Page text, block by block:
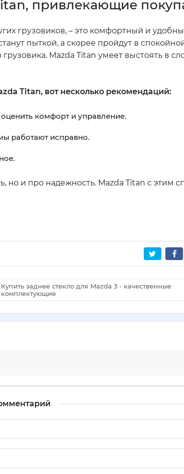
привлекающие
грузовиков, – это комфортный и
пыткой, а скорее пройдут в
Mazda Titan умеет выстоять в
Titan, вот несколько рекомендаций:
комфорт и управление.
работают исправно.
но и про надежность. Mazda Titan с этим
Купить заднее стекло для Mazda 3 - качественные
комплектующие